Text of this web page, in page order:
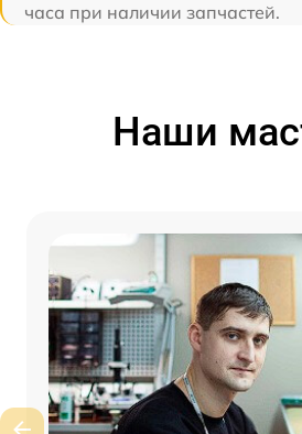
часа при наличии запчастей.
Наши